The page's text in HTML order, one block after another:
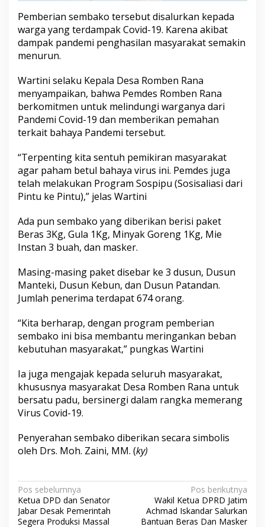
T
e
r
d
a
a
k
C
o
v
i
1
9
Pemberian sembako tersebut disalurkan kepada
warga yang terdampak Covid-19. Karena akibat
dampak pandemi penghasilan masyarakat semakin
menurun.
Wartini selaku Kepala Desa Romben Rana
menyampaikan, bahwa Pemdes Romben Rana
berkomitmen untuk melindungi warganya dari
Pandemi Covid-19 dan memberikan pemahan
terkait bahaya Pandemi tersebut.
“Terpenting kita sentuh pemikiran masyarakat
agar paham betul bahaya virus ini. Pemdes juga
telah melakukan Program Sospipu (Sosisaliasi dari
Pintu ke Pintu),” jelas Wartini
Ada pun sembako yang diberikan berisi paket
Beras 3Kg, Gula 1Kg, Minyak Goreng 1Kg, Mie
Instan 3 buah, dan masker.
Masing-masing paket disebar ke 3 dusun, Dusun
Manteki, Dusun Kebun, dan Dusun Patandan.
Jumlah penerima terdapat 674 orang.
“Kita berharap, dengan program pemberian
sembako ini bisa membantu meringankan beban
kebutuhan masyarakat,” pungkas Wartini
Ia juga mengajak kepada seluruh masyarakat,
khususnya masyarakat Desa Romben Rana untuk
bersatu padu, bersinergi dalam rangka memerang
Virus Covid-19.
Penyerahan sembako diberikan secara simbolis
oleh Drs. Moh. Zaini, MM. (ky)
N
a
Pos sebelumnya
Ketua DPD dan Senator
Jabar Desak Pemerintah
Segera Produksi Massal
Pos berikutnya
Wakil Ketua DPRD Jatim
Achmad Iskandar Salurkan
Bantuan Beras Dan Masker